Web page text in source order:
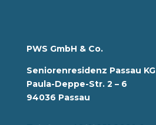
PWS GmbH & Co.
Seniorenresidenz Passau KG
Paula-Deppe-Str. 2 – 6
94036 Passau